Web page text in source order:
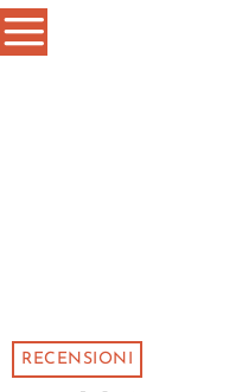
RECENSIONI